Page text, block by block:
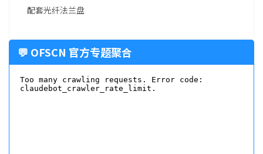
配套光纤法兰盘
💬 OFSCN 官方专题聚合